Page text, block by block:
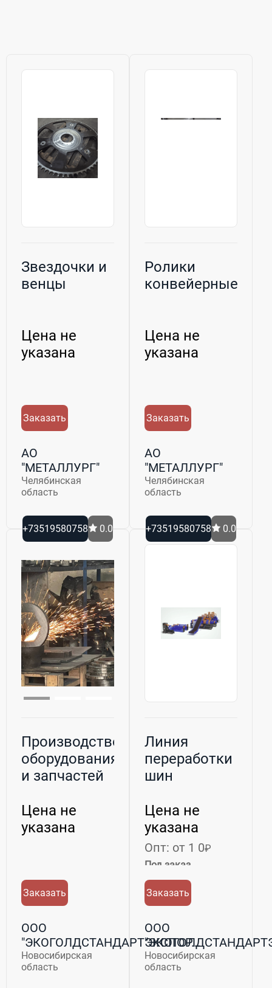
Звездочки и
венцы
Цена не
указана
Заказать
АО
"МЕТАЛЛУРГ"
Челябинская
область
+73519580758 0.0
Ролики
конвейерные
Цена не
указана
Заказать
АО
"МЕТАЛЛУРГ"
Челябинская
область
+73519580758 0.0
Производство
оборудования
и запчастей
Цена не
указана
Заказать
ООО
"ЭКОГОЛДСТАНДАРТЭКСПОР...
Новосибирская
область
Линия
переработки
шин
Цена не
указана
Опт: от 1 0₽
Под заказ
Заказать
ООО
Новосибирская
область